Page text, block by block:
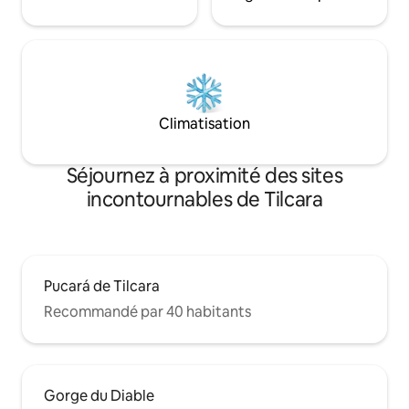
Climatisation
Séjournez à proximité des sites
incontournables de Tilcara
Pucará de Tilcara
Recommandé par 40 habitants
Gorge du Diable